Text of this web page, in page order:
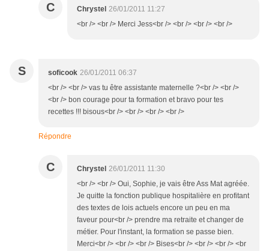
C Chrystel 26/01/2011 11:27
<br /> <br /> Merci Jess<br /> <br /> <br /> <br />
S soficook 26/01/2011 06:37
<br /> <br /> vas tu être assistante maternelle ?<br /> <br />
<br /> bon courage pour ta formation et bravo pour tes
recettes !!! bisous<br /> <br /> <br /> <br />
Répondre
C Chrystel 26/01/2011 11:30
<br /> <br /> Oui, Sophie, je vais être Ass Mat agréée.
Je quitte la fonction publique hospitalière en profitant
des textes de lois actuels encore un peu en ma
faveur pour<br /> prendre ma retraite et changer de
métier. Pour l'instant, la formation se passe bien.
Merci<br /> <br /> <br /> Bises<br /> <br /> <br /> <br